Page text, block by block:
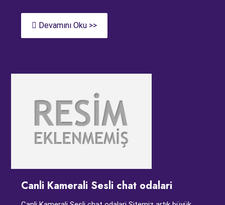
Devamını Oku >>
Canli Kamerali Sesli chat odalari